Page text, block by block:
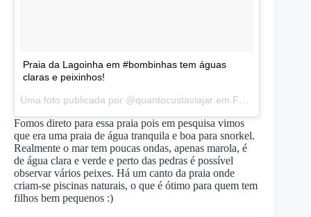
Praia da Lagoinha em #bombinhas tem águas
claras e peixinhos!
Uma foto publicada por @quantocustaviajar em Fev 1, 2016 às 6:16 PST
Fomos direto para essa praia pois em pesquisa vimos
que era uma praia de água tranquila e boa para snorkel.
Realmente o mar tem poucas ondas, apenas marola, é
de água clara e verde e perto das pedras é possível
observar vários peixes. Há um canto da praia onde
criam-se piscinas naturais, o que é ótimo para quem tem
filhos bem pequenos :)